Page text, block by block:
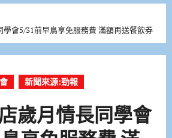
學會5/31前早鳥享免服務費 滿額再送餐飲券
新聞來源:勁報
歲月情長同學會